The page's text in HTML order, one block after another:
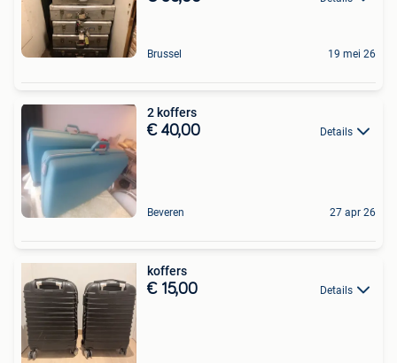
Brussel 19 mei 26
2 koffers
€ 40,00 Details
Beveren 27 apr 26
koffers
€ 15,00 Details